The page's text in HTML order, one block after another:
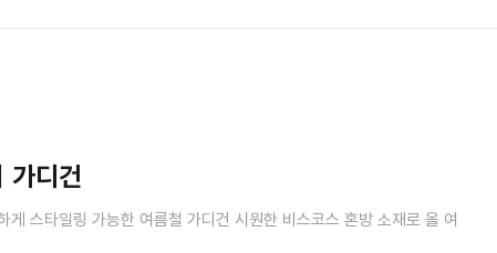
가디건
게 스타일링 가능한 여름철 가디건 시원한 비스코스 혼방 소재로 올 여